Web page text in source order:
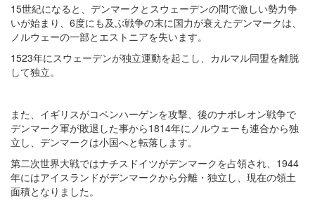
15世紀になると、デンマークとスウェーデンの間で激しい勢力争
いが始まり、6度にも及ぶ戦争の末に国力が衰えたデンマークは、
ノルウェーの一部とエストニアを失います。
1523年にスウェーデンが独立運動を起こし、カルマル同盟を離脱
して独立。
また、イギリスがコペンハーゲンを攻撃、後のナポレオン戦争で
デンマーク軍が敗退した事から1814年にノルウェーも連合から独
立し、デンマークは小国へと転落します。
第二次世界大戦ではナチスドイツがデンマークを占領され、1944
年にはアイスランドがデンマークから分離・独立し、現在の領土
面積となりました。